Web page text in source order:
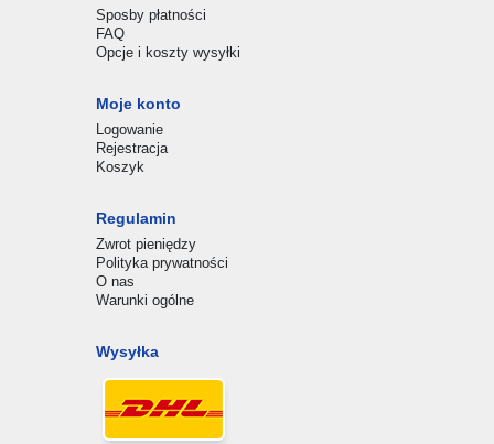
Sposby płatności
FAQ
Opcje i koszty wysyłki
Moje konto
Logowanie
Rejestracja
Koszyk
Regulamin
Zwrot pieniędzy
Polityka prywatności
O nas
Warunki ogólne
Wysyłka